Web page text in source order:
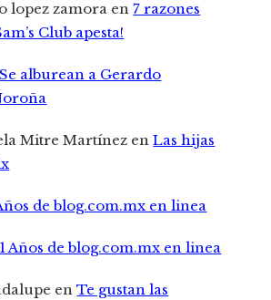
lopez zamora en7 razones
Club apesta!
Se alburean a Gerardo
Mitre Martínez enLas hijas
de blog.com.mx en linea
Años de blog.com.mx en linea
enTe gustan las